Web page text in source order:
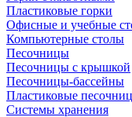
Пластиковые горки
Офисные и учебные
Компьютерные столы
Песочницы
Песочницы с крышкой
Песочницы-бассейны
Пластиковые
Системы хранения